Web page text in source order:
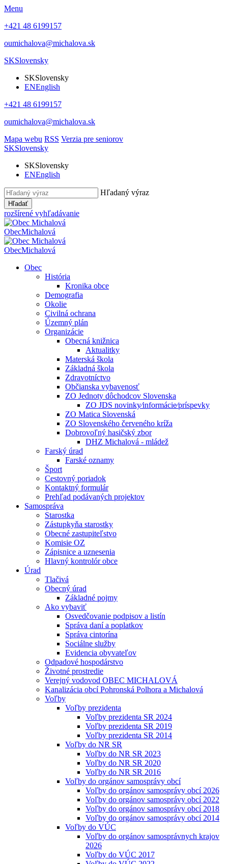
Menu
+421 48 6199157
oumichalova@michalova.sk
SKSlovensky
SKSlovensky
ENEnglish
+421 48 6199157
oumichalova@michalova.sk
Mapa webu RSS Verzia pre seniorov
SKSlovensky
SKSlovensky
ENEnglish
Hľadaný výraz
Hľadať
rozšírené vyhľadávanie
ObecMichalová
ObecMichalová
Obec
História
Kronika obce
Demografia
Okolie
Civilná ochrana
Územný plán
Organizácie
Obecná knižnica
Aktualitky
Materská škola
Základná škola
Zdravotníctvo
Občianska vybavenosť
ZO Jednoty dôchodcov Slovenska
ZO JDS novinky⁄informácie⁄príspevky
ZO Matica Slovenská
ZO Slovenského červeného kríža
Dobrovoľný hasičský zbor
DHZ Michalová - mládež
Farský úrad
Farské oznamy
Šport
Cestovný poriadok
Kontaktný formulár
Prehľad podávaných projektov
Samospráva
Starostka
Zástupkyňa starostky
Obecné zastupiteľstvo
Komisie OZ
Zápisnice a uznesenia
Hlavný kontrolór obce
Úrad
Tlačivá
Obecný úrad
Základné pojmy
Ako vybaviť
Osvedčovanie podpisov a listín
Správa daní a poplatkov
Správa cintorína
Sociálne služby
Evidencia obyvateľov
Odpadové hospodárstvo
Životné prostredie
Verejný vodovod OBEC MICHALOVÁ
Kanalizácia obcí Pohronská Polhora a Michalová
Voľby
Voľby prezidenta
Voľby prezidenta SR 2024
Voľby prezidenta SR 2019
Voľby prezidenta SR 2014
Voľby do NR SR
Voľby do NR SR 2023
Voľby do NR SR 2020
Voľby do NR SR 2016
Voľby do orgánov samosprávy obcí
Voľby do orgánov samosprávy obcí 2026
Voľby do orgánov samosprávy obcí 2022
Voľby do orgánov samosprávy obcí 2018
Voľby do orgánov samosprávy obcí 2014
Voľby do VÚC
Voľby do orgánov samosprávnych krajov
2026
Voľby do VÚC 2017